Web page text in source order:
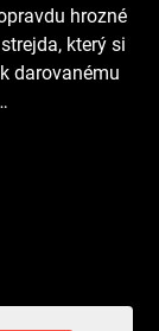
hrozné
který si
darovanému